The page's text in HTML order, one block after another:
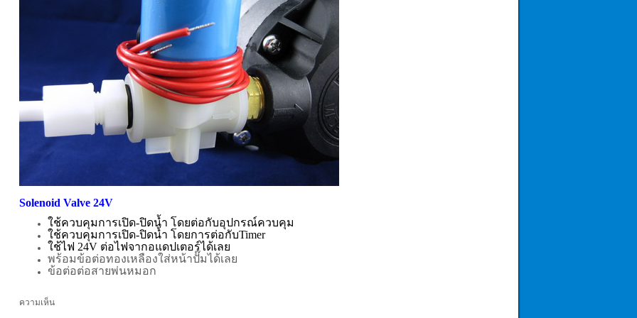
Solenoid Valve 24V
ใช้ควบคุมการเปิด-ปิดน้ำ โดยต่อกับอุปกรณ์ควบคุม
ใช้ควบคุมการเปิด-ปิดน้ำ โดยการต่อกับTimer
ใช้ไฟ 24V ต่อไฟจากอแดปเตอร์ได้เลย
พร้อมข้อต่อทองเหลืองใส่หน้าปั๊มได้เลย
ข้อต่อต่อสายพ่นหมอก
ความเห็น